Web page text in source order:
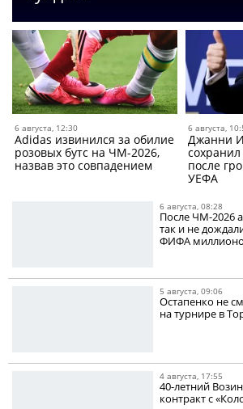
6 августа, 12:30
Adidas извинился за обилие
розовых бутс на ЧМ-2026,
назвав это совпадением
6 августа,
Джанни
после
УЕФА
6 августа, 08:28
После ЧМ-2026
так и не
ФИФА
5 августа, 09:06
Остапенко не
на турнире в
4 августа, 17:55
40-летний
контракт с